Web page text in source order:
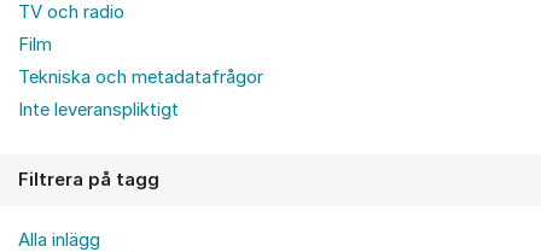
TV och radio
Film
Tekniska och metadatafrågor
Inte leveranspliktigt
Filtrera på tagg
Alla inlägg